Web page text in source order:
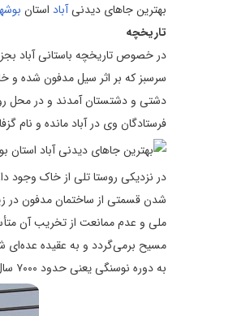
بهترین جاهای دیدنیآباد استان
تاریخچه
در خصوص تاریخچه باستانی آباد
سرسبز که بر اثر سیل مدفون شده و
دشتی و دشتستان آمدند و در محل
فرستادگان وی در آباد مانده و نام
در نزدیکی روستا تلی از خاک وجود
شدن قسمتی از ساختمان مدفون در
مسیح برمی‌گردد و به عقیده عده‌ای
به دوره نوسنگی یعنی حدود ۷۰۰۰ سال پیش برمی گردد که به علت صعب العبور بودن مسیر آن تاکنون در فهرست آثار ملی ثبت نشده است.